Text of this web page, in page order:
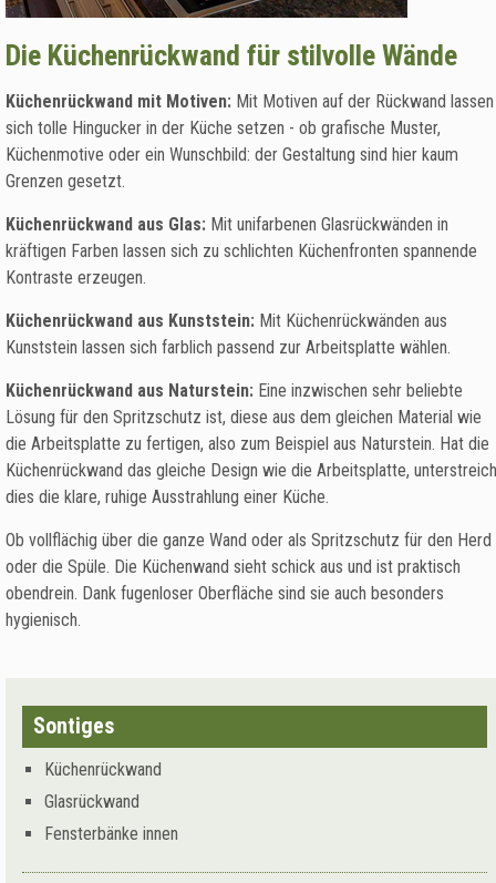
Die Küchenrückwand für stilvolle Wände
Küchenrückwand mit Motiven: Mit Motiven auf der Rückwand lassen
sich tolle Hingucker in der Küche setzen - ob grafische Muster,
Küchenmotive oder ein Wunschbild: der Gestaltung sind hier kaum
Grenzen gesetzt.
Küchenrückwand aus Glas: Mit unifarbenen Glasrückwänden in
kräftigen Farben lassen sich zu schlichten Küchenfronten spannende
Kontraste erzeugen.
Küchenrückwand aus Kunststein: Mit Küchenrückwänden aus
Kunststein lassen sich farblich passend zur Arbeitsplatte wählen.
Küchenrückwand aus Naturstein: Eine inzwischen sehr beliebte
Lösung für den Spritzschutz ist, diese aus dem gleichen Material wie
die Arbeitsplatte zu fertigen, also zum Beispiel aus Naturstein. Hat die
Küchenrückwand das gleiche Design wie die Arbeitsplatte,
dies die klare, ruhige Ausstrahlung einer Küche.
Ob vollflächig über die ganze Wand oder als Spritzschutz für den Herd
oder die Spüle. Die Küchenwand sieht schick aus und ist praktisch
obendrein. Dank fugenloser Oberfläche sind sie auch besonders
hygienisch.
Sontiges
Küchenrückwand
Glasrückwand
Fensterbänke innen